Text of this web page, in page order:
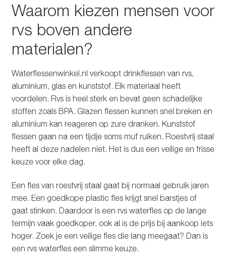
Waarom kiezen mensen voor
rvs boven andere
materialen?
Waterflessenwinkel.nl verkoopt drinkflessen van rvs,
aluminium, glas en kunststof. Elk materiaal heeft
voordelen. Rvs is heel sterk en bevat geen schadelijke
stoffen zoals BPA. Glazen flessen kunnen snel breken en
aluminium kan reageren op zure dranken. Kunststof
flessen gaan na een tijdje soms muf ruiken. Roestvrij staal
heeft al deze nadelen niet. Het is dus een veilige en frisse
keuze voor elke dag.
Een fles van roestvrij staal gaat bij normaal gebruik jaren
mee. Een goedkope plastic fles krijgt snel barstjes of
gaat stinken. Daardoor is een rvs waterfles op de lange
termijn vaak goedkoper, ook al is de prijs bij aankoop iets
hoger. Zoek je een veilige fles die lang meegaat? Dan is
een rvs waterfles een slimme keuze.